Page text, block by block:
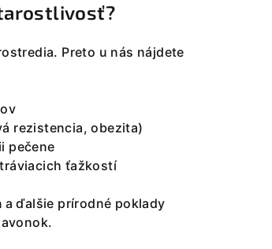
Preto u nás nájdete
rezistencia, obezita)
pečene
ťažkostí
a ďalšie prírodné poklady